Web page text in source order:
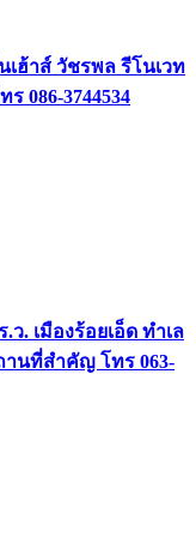
ฮ้าส์ วัชรพล รีโนเวท
086-3744534
. เมืองร้อยเอ็ด ทำเล
นที่สำคัญ โทร 063-